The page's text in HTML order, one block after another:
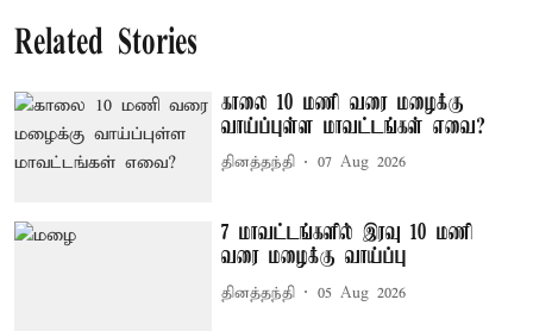
Related Stories
காலை 10 மணி வரை மழைக்கு
வாய்ப்புள்ள மாவட்டங்கள் எவை?
தினத்தந்தி 07 Aug 2026
7 மாவட்டங்களில் இரவு 10 மணி
வரை மழைக்கு வாய்ப்பு
தினத்தந்தி 05 Aug 2026